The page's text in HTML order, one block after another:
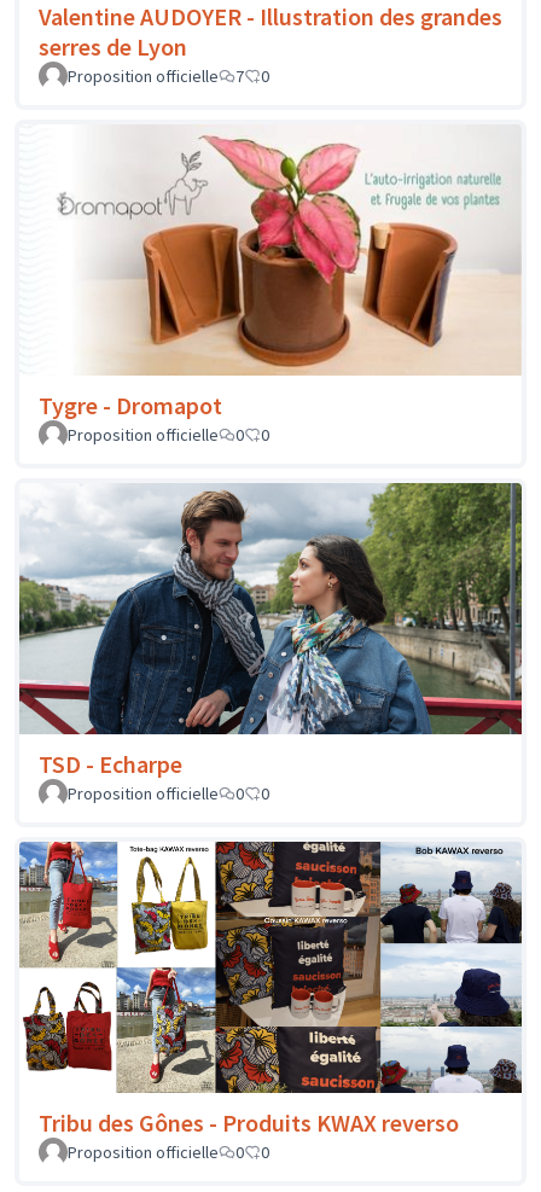
Valentine AUDOYER - Illustration des grandes
serres de Lyon
Proposition officielle 7 0
Tygre - Dromapot
Proposition officielle 0 0
TSD - Echarpe
Proposition officielle 0 0
Tribu des Gônes - Produits KWAX reverso
Proposition officielle 0 0